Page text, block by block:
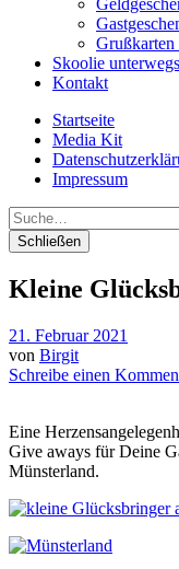
Grußkarten
Skoolie unterwegs
Kontakt
Startseite
Media Kit
Impressum
Suche
Schließen
Kleine
21. Februar 2021
von Birgit
Schreibe einen
Eine
Give aways für Deine
Münsterland.